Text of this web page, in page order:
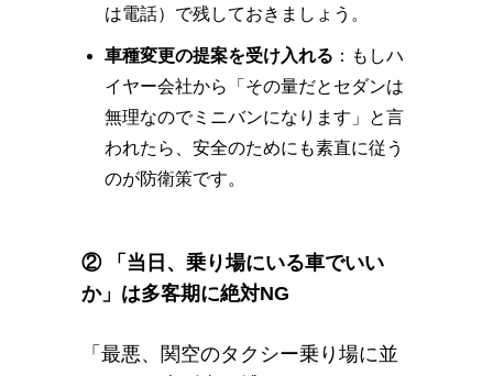
は電話）で残しておきましょう。
車種変更の提案を受け入れる ：もしハ
イヤー会社から「その量だとセダンは
無理なのでミニバンになります」と言
われたら、安全のためにも素直に従う
のが防衛策です。
② 「当日、乗り場にいる車でいい
か」は多客期に絶対NG
「最悪、関空のタクシー乗り場に並